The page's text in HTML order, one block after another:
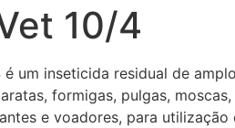
10/4
é um inseticida residual de
formigas, pulgas,
e voadores, para utilização